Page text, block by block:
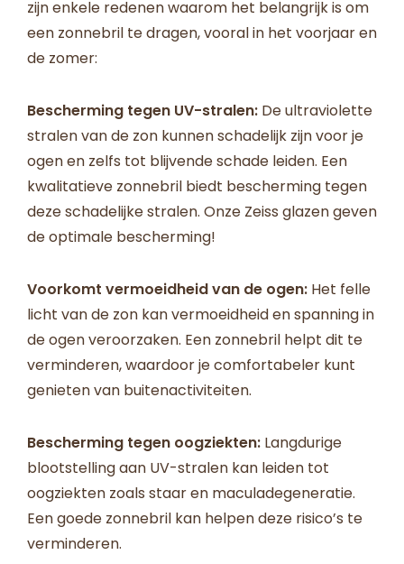
zijn enkele redenen waarom het belangrijk is om
een zonnebril te dragen, vooral in het voorjaar en
de zomer:
Bescherming tegen UV-stralen: De ultraviolette
stralen van de zon kunnen schadelijk zijn voor je
ogen en zelfs tot blijvende schade leiden. Een
kwalitatieve zonnebril biedt bescherming tegen
deze schadelijke stralen. Onze Zeiss glazen geven
de optimale bescherming!
Voorkomt vermoeidheid van de ogen: Het felle
licht van de zon kan vermoeidheid en spanning in
de ogen veroorzaken. Een zonnebril helpt dit te
verminderen, waardoor je comfortabeler kunt
genieten van buitenactiviteiten.
Bescherming tegen oogziekten: Langdurige
blootstelling aan UV-stralen kan leiden tot
oogziekten zoals staar en maculadegeneratie.
Een goede zonnebril kan helpen deze risico’s te
verminderen.